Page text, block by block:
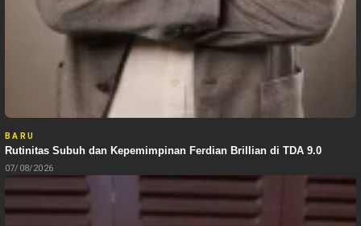
BARU
Rutinitas Subuh dan Kepemimpinan Ferdian Brillian di TDA 9.0
07/08/2026